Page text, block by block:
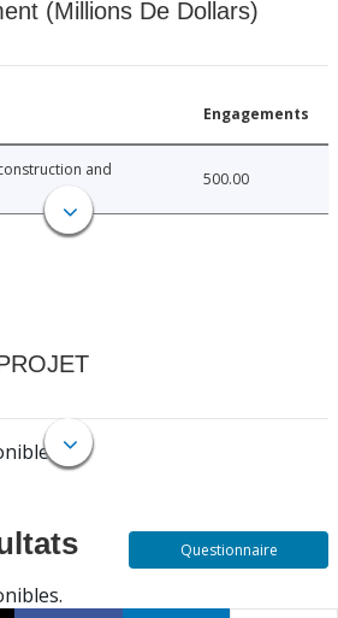
(Millions De Dollars)
Engagements
and
500.00
Questionnaire